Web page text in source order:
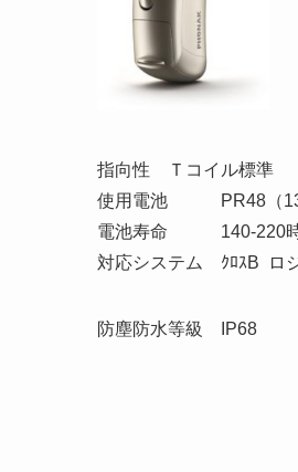
指向性 Ｔコイル標準
使用電池 PR48（13
電池寿命 140-220
対応システム ｸﾛｽB ロ
防塵防水等級 IP68